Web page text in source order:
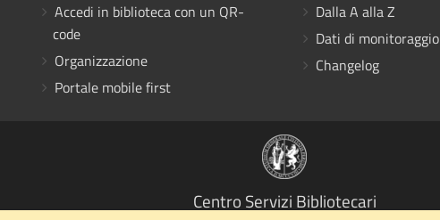
Accedi in biblioteca con un QR-
code
Organizzazione
Portale mobile first
Dalla A alla Z
Dati di monitoraggio
Changelog
Centro Servizi Bibliotecari